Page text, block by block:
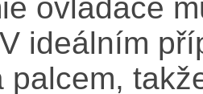
ovladače
ideálním
palcem,